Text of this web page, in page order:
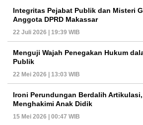
Integritas Pejabat Publik dan Misteri
Anggota DPRD Makassar
22 Juli 2026 | 19:39 WIB
Menguji Wajah Penegakan Hukum
Publik
22 Mei 2026 | 13:03 WIB
Ironi Perundungan Berdalih
Menghakimi Anak Didik
15 Mei 2026 | 00:47 WIB